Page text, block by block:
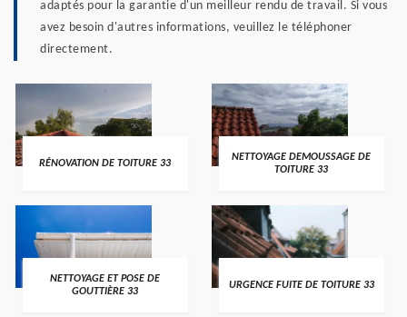
adaptés pour la garantie d'un meilleur rendu de travail. Si vous
avez besoin d'autres informations, veuillez le téléphoner
directement.
RÉNOVATION DE TOITURE 33
NETTOYAGE DEMOUSSAGE DE
TOITURE 33
NETTOYAGE ET POSE DE
GOUTTIÈRE 33
URGENCE FUITE DE TOITURE 33